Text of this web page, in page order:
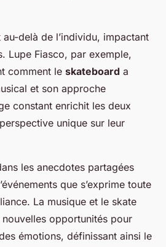
delà de l’individu, impactant
Lupe Fiasco, par exemple,
comment le skateboard a
et son approche
constant enrichit les deux
unique sur leur
les anecdotes partagées
que s’exprime toute
La musique et le skate
opportunités pour
émotions, définissant ainsi le